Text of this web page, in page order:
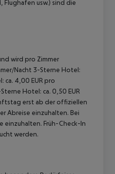
usw.) sind die
wird pro Zimmer
Nacht 3-Sterne Hotel:
ca. 4,00 EUR pro
Hotel: ca. 0,50 EUR
erst ab der offiziellen
Abreise einzuhalten. Bei
einzuhalten. Früh-Check-In
werden.